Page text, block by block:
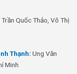
Trần Quốc Thảo, Võ Thị
Thạnh: Ung Văn
Minh